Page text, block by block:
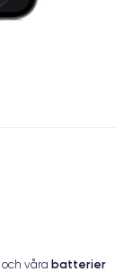
och våra batterier